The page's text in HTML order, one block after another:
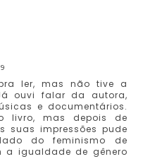
ler, mas não tive a
ouvi falar da autora,
e documentários.
livro, mas depois de
suas impressões pude
do feminismo de
a igualdade de gênero